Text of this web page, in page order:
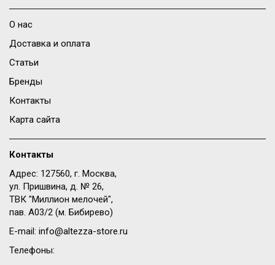
О нас
Доставка и оплата
Статьи
Бренды
Контакты
Карта сайта
Контакты
Адрес: 127560, г. Москва,
ул. Пришвина, д. № 26,
ТВК "Миллион мелочей",
пав. A03/2 (м. Бибирево)
E-mail: info@altezza-store.ru
Телефоны: